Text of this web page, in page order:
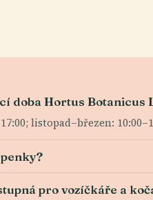
doba Hortus Botanicus
listopad–březen:
pro vozíčkáře a